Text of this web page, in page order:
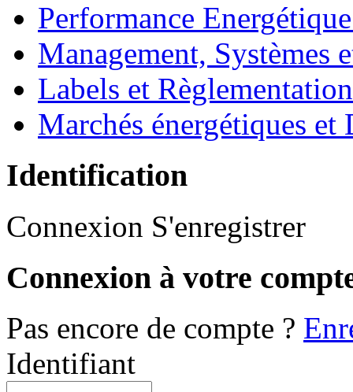
Performance
Management, Systèmes
Labels et
Marchés énergétiques
Identification
Connexion S'enregistrer
Connexion à votre
Pas encore de compte ?
Identifiant